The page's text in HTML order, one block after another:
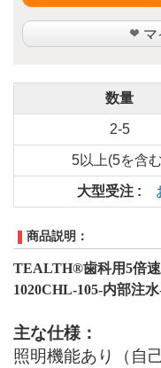
マ
数量
2-5
5以上(5を含
大型受注 :
商品説明：
TEALTH®歯科用5倍速
1020CHL-105-内部注
主な仕様：
照明機能あり（自